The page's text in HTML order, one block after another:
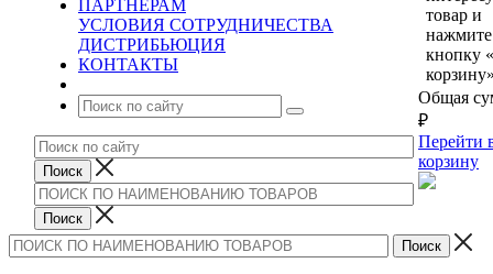
ПАРТНЕРАМ
УСЛОВИЯ СОТРУДНИЧЕСТВА
ДИСТРИБЬЮЦИЯ
КОНТАКТЫ
товар и
нажмите
кнопку
Общая
₽
Перейти
корзину